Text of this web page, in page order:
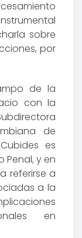
sobre
por
de la
con la
de
es
y en
referirse a
a la
en